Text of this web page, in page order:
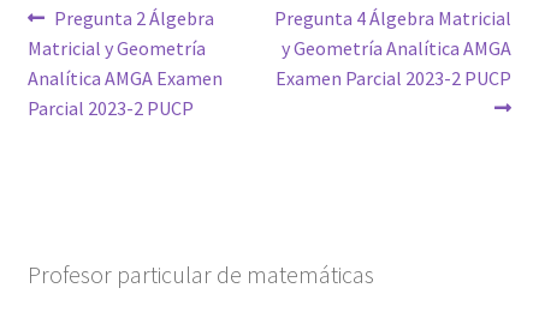
Navegación
de
entradas
Anterior:
Pregunta 2 Álgebra
Matricial y Geometría
Analítica AMGA Examen
Parcial 2023-2 PUCP
Siguiente:
Pregunta 4 Álgebra Matricial
y Geometría Analítica AMGA
Examen Parcial 2023-2 PUCP
Profesor particular de matemáticas